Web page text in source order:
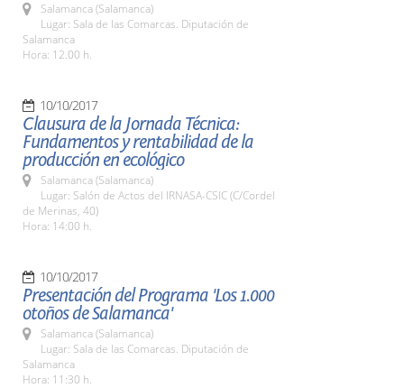
Salamanca (Salamanca)
Lugar: Sala de las Comarcas. Diputación de
Salamanca
Hora: 12.00 h.
10/10/2017
Clausura de la Jornada Técnica:
Fundamentos y rentabilidad de la
producción en ecológico
Salamanca (Salamanca)
Lugar: Salón de Actos del IRNASA-CSIC (C/Cordel
de Merinas, 40)
Hora: 14:00 h.
10/10/2017
Presentación del Programa 'Los 1.000
otoños de Salamanca'
Salamanca (Salamanca)
Lugar: Sala de las Comarcas. Diputación de
Salamanca
Hora: 11:30 h.